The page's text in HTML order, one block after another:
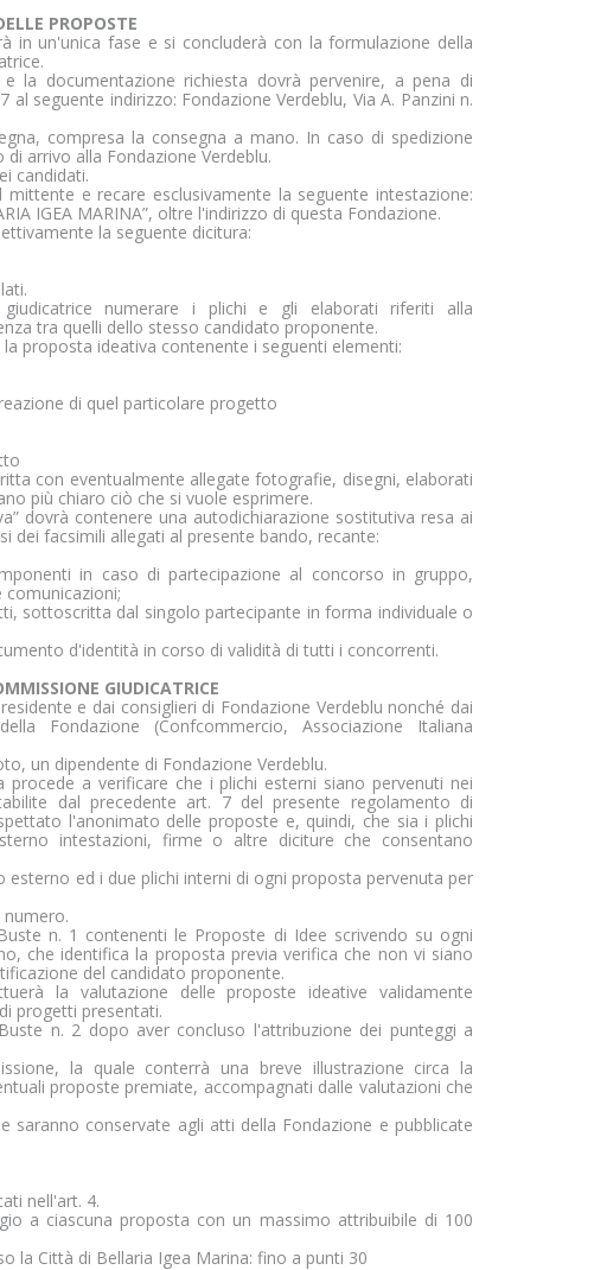
L'intento è quello di
di maggior valore per gli
PROPOSTE
in un'unica fase e si concluderà con la formulazione della
la documentazione richiesta dovrà pervenire, a pena di
seguente indirizzo: Fondazione Verdeblu, Via A. Panzini n.
compresa la consegna a mano. In caso di spedizione
arrivo alla Fondazione Verdeblu.
candidati.
e recare esclusivamente la seguente intestazione:
IGEA MARINA”, oltre l'indirizzo di questa Fondazione.
la seguente dicitura:
numerare i plichi e gli elaborati riferiti alla
tra quelli dello stesso candidato proponente.
proposta ideativa contenente i seguenti elementi:
di quel particolare progetto
con eventualmente allegate fotografie, disegni, elaborati
più chiaro ciò che si vuole esprimere.
dovrà contenere una autodichiarazione sostitutiva resa ai
dei facsimili allegati al presente bando, recante:
in caso di partecipazione al concorso in gruppo,
comunicazioni;
sottoscritta dal singolo partecipante in forma individuale o
d'identità in corso di validità di tutti i concorrenti.
GIUDICATRICE
e dai consiglieri di Fondazione Verdeblu nonché dai
Fondazione (Confcommercio, Associazione Italiana
un dipendente di Fondazione Verdeblu.
a verificare che i plichi esterni siano pervenuti nei
dal precedente art. 7 del presente regolamento di
l'anonimato delle proposte e, quindi, che sia i plichi
intestazioni, firme o altre diciture che consentano
ed i due plichi interni di ogni proposta pervenuta per
n. 1 contenenti le Proposte di Idee scrivendo su ogni
che identifica la proposta previa verifica che non vi siano
del candidato proponente.
la valutazione delle proposte ideative validamente
progetti presentati.
n. 2 dopo aver concluso l'attribuzione dei punteggi a
la quale conterrà una breve illustrazione circa la
proposte premiate, accompagnati dalle valutazioni che
saranno conservate agli atti della Fondazione e pubblicate
nell'art. 4.
a ciascuna proposta con un massimo attribuibile di 100
Città di Bellaria Igea Marina: fino a punti 30